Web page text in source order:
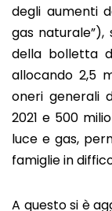
degli aumenti
gas
della bolletta
allocando 2,5
oneri generali
2021 e 500
luce e gas,
famiglie in
A questo si è